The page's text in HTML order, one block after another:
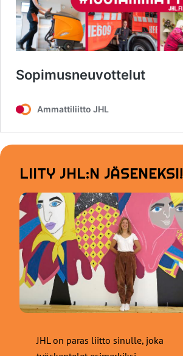
LIITY JHL:N JÄSENEKSI!
JHL on paras liitto sinulle, joka